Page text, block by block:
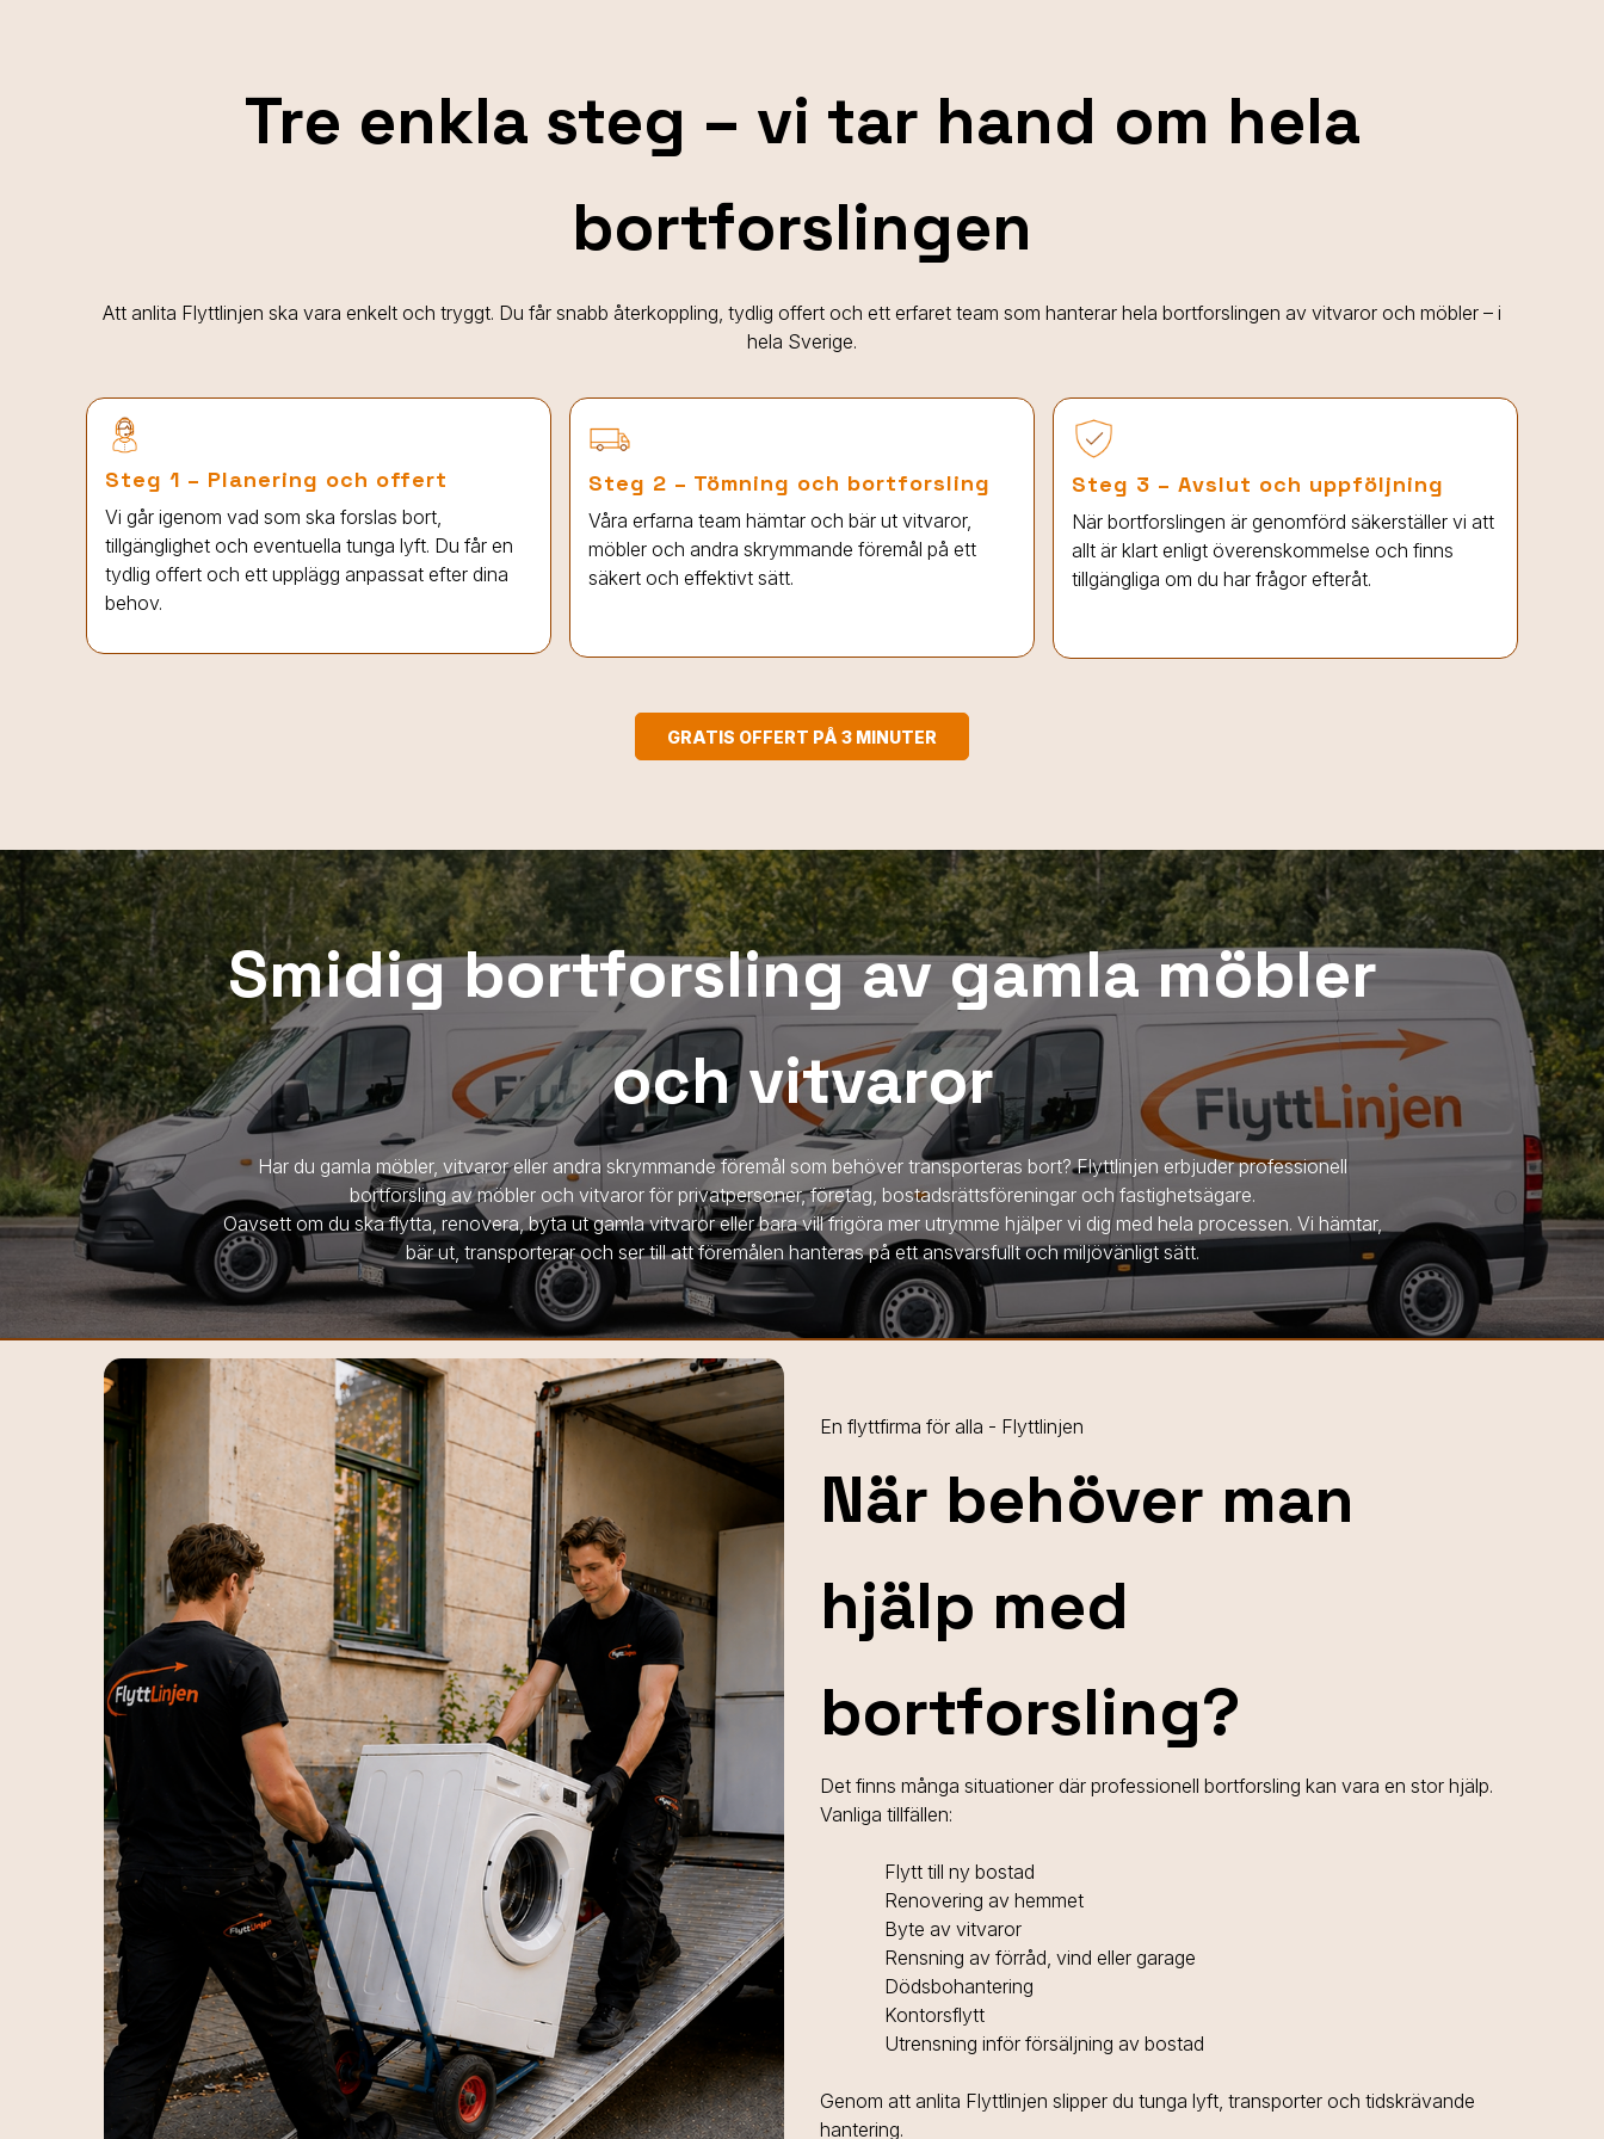
Tre enkla steg – vi tar hand om hela
bortforslingen
Att anlita Flyttlinjen ska vara enkelt och tryggt. Du får snabb återkoppling, tydlig offert och ett erfaret team som hanterar hela bortforslingen av vitvaror och möbler – i
hela Sverige.
Steg 1 – Planering och offert
Vi går igenom vad som ska forslas bort,
tillgänglighet och eventuella tunga lyft. Du får en
tydlig offert och ett upplägg anpassat efter dina
behov.
Steg 2 – Tömning och bortforsling
Våra erfarna team hämtar och bär ut vitvaror,
möbler och andra skrymmande föremål på ett
säkert och effektivt sätt.
Steg 3 – Avslut och uppföljning
När bortforslingen är genomförd säkerställer vi att
allt är klart enligt överenskommelse och finns
tillgängliga om du har frågor efteråt.
GRATIS OFFERT PÅ 3 MINUTER
Smidig bortforsling av gamla möbler
och vitvaror
Har du gamla möbler, vitvaror eller andra skrymmande föremål som behöver transporteras bort? Flyttlinjen erbjuder professionell
bortforsling av möbler och vitvaror för privatpersoner, företag, bostadsrättsföreningar och fastighetsägare.
Oavsett om du ska flytta, renovera, byta ut gamla vitvaror eller bara vill frigöra mer utrymme hjälper vi dig med hela processen. Vi hämtar,
bär ut, transporterar och ser till att föremålen hanteras på ett ansvarsfullt och miljövänligt sätt.
En flyttfirma för alla - Flyttlinjen
När behöver man
hjälp med
bortforsling?
Det finns många situationer där professionell bortforsling kan vara en stor hjälp.
Vanliga tillfällen:
Flytt till ny bostad
Renovering av hemmet
Byte av vitvaror
Rensning av förråd, vind eller garage
Dödsbohantering
Kontorsflytt
Utrensning inför försäljning av bostad
Genom att anlita Flyttlinjen slipper du tunga lyft, transporter och tidskrävande
hantering.